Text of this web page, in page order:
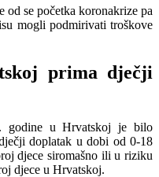
od se početka koronakrize pa
mogli podmirivati troškove
prima dječji
godine u Hrvatskoj je bilo
doplatak u dobi od 0-18
djece siromašno ili u riziku
djece u Hrvatskoj.